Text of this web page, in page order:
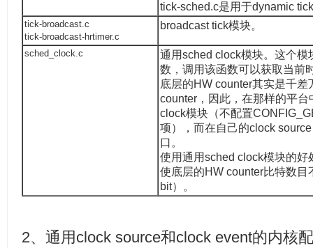
tick-sched.c是用于dynamic
tick-broadcast.c
tick-broadcast-hrtimer.c
broadcast tick模块。
sched_clock.c
通用sched clock模块。这个
数，调用该函数可以获取当前
底层的HW counter其实是千
counter，因此，在那样的平
clock模块（不配置
项），而在自己的clock
口。
使用通用sched clock模块的
使底层的HW counter比特数
bit）。
2、通用clock source和clock event的内核